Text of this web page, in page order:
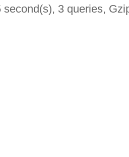
3 queries,